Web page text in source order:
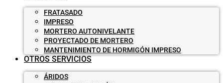
FRATASADO
IMPRESO
MORTERO AUTONIVELANTE
PROYECTADO DE MORTERO
MANTENIMIENTO DE HORMIGÓN IMPRESO
OTROS SERVICIOS
ÁRIDOS